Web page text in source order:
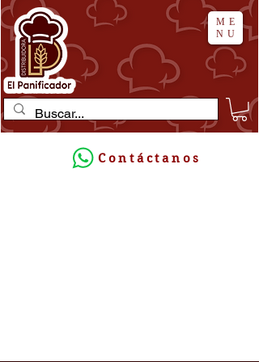
ME
NU
Contáctanos